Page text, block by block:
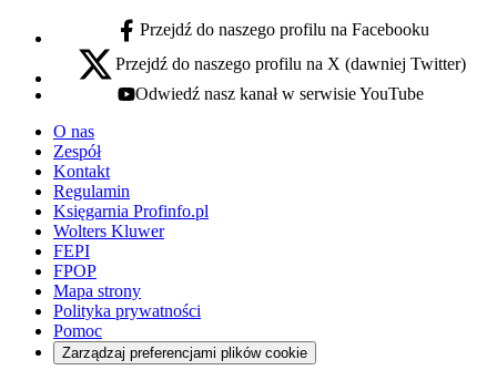
facebook - otwiera się w nowej karcie
Przejdź do naszego profilu na Facebooku
x - otwiera się w nowej karcie
Przejdź do naszego profilu na X (dawniej Twitter)
youtube - otwiera się w nowej karcie
Odwiedź nasz kanał w serwisie YouTube
O nas
Zespół
Kontakt
Regulamin
Księgarnia Profinfo.pl
Wolters Kluwer
FEPI
FPOP
Mapa strony
Polityka prywatności
Pomoc
Zarządzaj preferencjami plików cookie